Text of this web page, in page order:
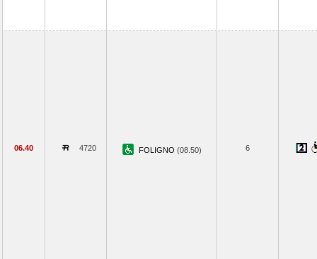
06.40 4720 FOLIGNO (08.50) 6